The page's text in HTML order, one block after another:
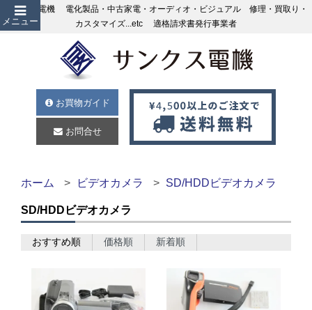
メニュー
サンクス電機 電化製品・中古家電・オーディオ・ビジュアル 修理・買取り・
カスタマイズ...etc 適格請求書発行事業者
お買物ガイド
お問合せ
ホーム ビデオカメラ SD/HDDビデオカメラ
SD/HDDビデオカメラ
おすすめ順 価格順 新着順